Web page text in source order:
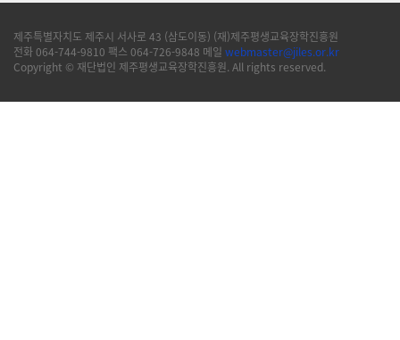
제주특별자치도 제주시 서사로 43 (삼도이동) (재)제주평생교육장학진흥원
전화 064-744-9810 팩스 064-726-9848 메일 webmaster@jiles.or.kr
Copyright © 재단법인 제주평생교육장학진흥원. All rights reserved.